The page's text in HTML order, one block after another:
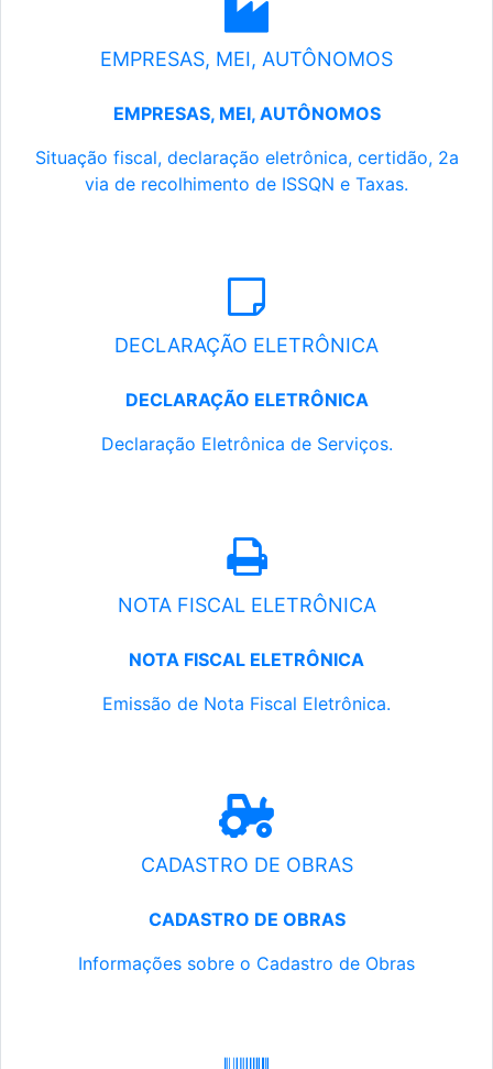
EMPRESAS, MEI, AUTÔNOMOS
EMPRESAS, MEI, AUTÔNOMOS
Situação fiscal, declaração eletrônica, certidão, 2a
via de recolhimento de ISSQN e Taxas.
DECLARAÇÃO ELETRÔNICA
DECLARAÇÃO ELETRÔNICA
Declaração Eletrônica de Serviços.
NOTA FISCAL ELETRÔNICA
NOTA FISCAL ELETRÔNICA
Emissão de Nota Fiscal Eletrônica.
CADASTRO DE OBRAS
CADASTRO DE OBRAS
Informações sobre o Cadastro de Obras